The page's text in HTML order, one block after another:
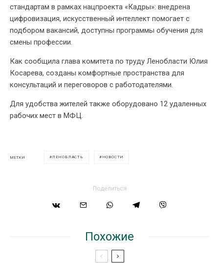
стандартам в рамках нацпроекта «Кадры»: внедрена
цифровизация, искусственный интеллект помогает с
подбором вакансий, доступны программы обучения для
смены профессии.
Как сообщила глава комитета по труду Ленобласти Юлия
Косарева, созданы комфортные пространства для
консультаций и переговоров с работодателями.
Для удобства жителей также оборудовано 12 удаленных
рабочих мест в МФЦ.
МЕТКИ ЛЕНОБЛАСТЬ НОВОСТИ
Поделиться
Похожие